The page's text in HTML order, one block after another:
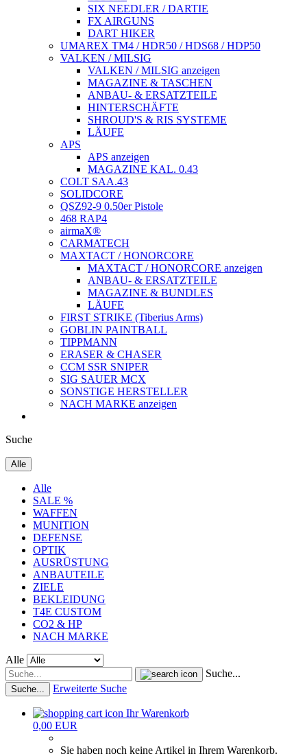
SIX NEEDLER / DARTIE
FX AIRGUNS
DART HIKER
UMAREX TM4 / HDR50 / HDS68 / HDP50
VALKEN / MILSIG
VALKEN / MILSIG anzeigen
MAGAZINE & TASCHEN
ANBAU- & ERSATZTEILE
HINTERSCHÄFTE
SHROUD'S & RIS SYSTEME
LÄUFE
APS
APS anzeigen
MAGAZINE KAL. 0.43
COLT SAA.43
SOLIDCORE
QSZ92-9 0.50er Pistole
468 RAP4
airmaX®
CARMATECH
MAXTACT / HONORCORE
MAXTACT / HONORCORE anzeigen
ANBAU- & ERSATZTEILE
MAGAZINE & BUNDLES
LÄUFE
FIRST STRIKE (Tiberius Arms)
GOBLIN PAINTBALL
TIPPMANN
ERASER & CHASER
CCM SSR SNIPER
SIG SAUER MCX
SONSTIGE HERSTELLER
NACH MARKE anzeigen
Suche
Alle
Alle
SALE %
WAFFEN
MUNITION
DEFENSE
OPTIK
AUSRÜSTUNG
ANBAUTEILE
ZIELE
BEKLEIDUNG
T4E CUSTOM
CO2 & HP
NACH MARKE
Alle
Suche...
Suche... Erweiterte Suche
Ihr Warenkorb
0,00 EUR
Sie haben noch keine Artikel in Ihrem Warenkorb.